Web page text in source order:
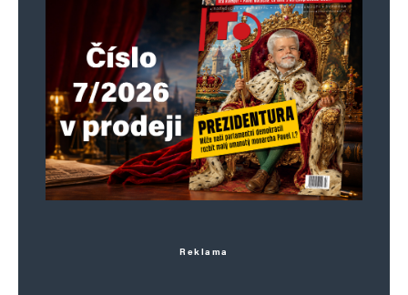
Reklama